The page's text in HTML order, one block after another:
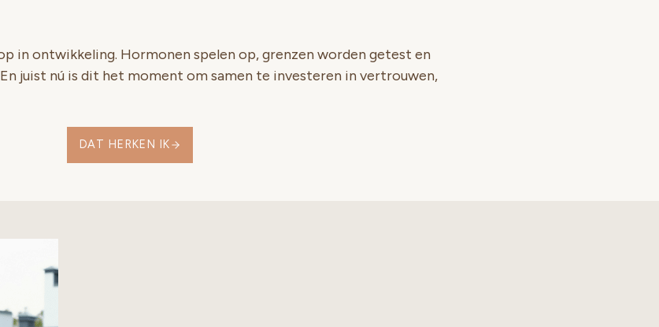
in ontwikkeling. Hormonen spelen op, grenzen worden getest en
juist nú is dit het moment om samen te investeren in vertrouwen,
DAT HERKEN IK